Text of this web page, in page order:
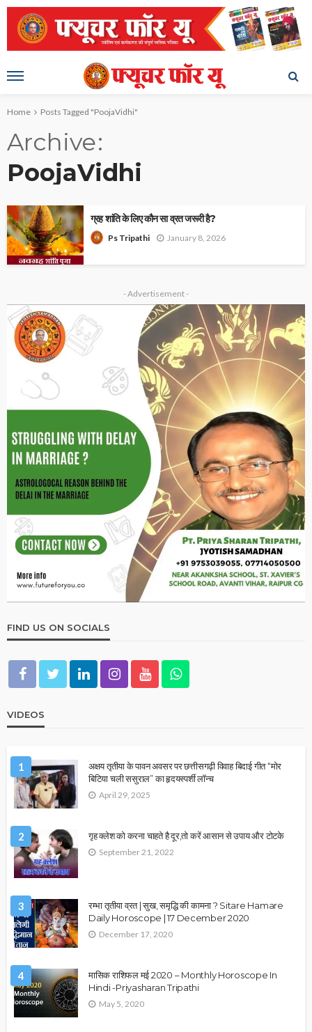
Home Posts Tagged "PoojaVidhi"
Archive
PoojaVidhi
ग्रह शांति के लिए कौन सा व्रत जरूरी है?
Ps Tripathi January 8, 2026
- Advertisement -
FIND US ON SOCIALS
VIDEOS
1
अक्षय तृतीया के पावन अवसर पर छत्तीसगढ़ी विवाह बिदाई गीत “मोर
बिटिया चली ससुराल” का हृदयस्पर्शी लॉन्च
April 29, 2025
2 गृह क्लेश को करना चाहते है दूर,तो करें आसान से उपाय और टोटके
September 21, 2022
3
रम्भा तृतीया व्रत | सुख, समृद्धि की कामना ? Sitare Hamare
Daily Horoscope | 17 December 2020
December 17, 2020
4
मासिक राशिफल मई 2020 – Monthly Horoscope In
Hindi -Priyasharan Tripathi
May 5, 2020